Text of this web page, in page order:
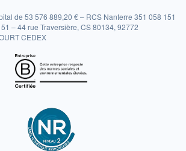
de 53 576 889,20 € – RCS Nanterre 351 058 151
– 44 rue Traversière, CS 80134, 92772
CEDEX